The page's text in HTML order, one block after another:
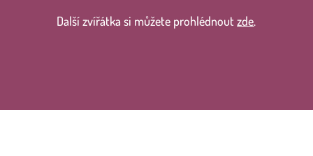
Další zvířátka si můžete prohlédnoutzde.